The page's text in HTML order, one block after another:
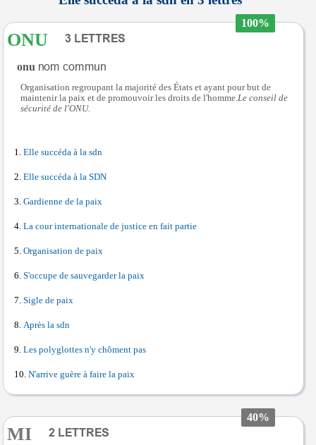
100%
ONU
onu
Organisation regroupant la majorité des États et ayant pour but de
maintenir la paix et de promouvoir les droits de l'homme. Le conseil de
sécurité de l'ONU.
Elle succéda à la sdn
Elle succéda à la SDN
Gardienne de la paix
La cour internationale de justice en fait partie
Organisation de paix
S'occupe de sauvegarder la paix
Sigle de paix
Après la sdn
Les polyglottes n'y chôment pas
N'arrive guère à faire la paix
40%
MI